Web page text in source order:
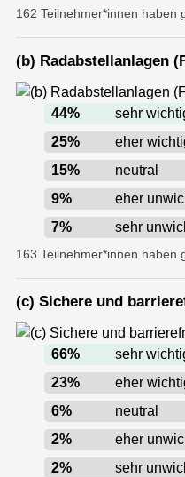
162 Teilnehmer*innen haben
(b) Radabstellanlagen
44%
sehr
25%
eher
15%
neutral
9%
eher
7% sehr
163 Teilnehmer*innen haben
(c) Sichere und
66%
sehr
23%
eher
6%
neutral
2%
eher
2% sehr